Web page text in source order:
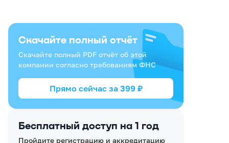
Бесплатный доступ на 1 год
Пройдите регистрацию и аккредитацию
Скачайте полный отчёт
Скачайте полный PDF отчёт об этой
компании согласно требованиям ФНС
Прямо сейчас за 399 ₽